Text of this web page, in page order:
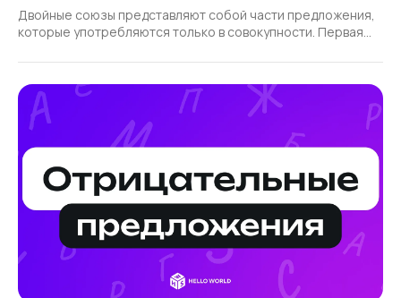
Двойные союзы представляют собой части предложения,
которые употребляются только в совокупности. Первая